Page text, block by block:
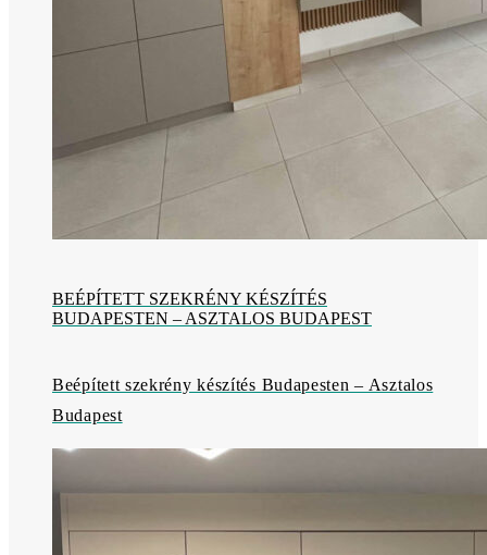
BEÉPÍTETT SZEKRÉNY KÉSZÍTÉS
BUDAPESTEN – ASZTALOS BUDAPEST
Beépített szekrény készítés Budapesten – Asztalos
Budapest